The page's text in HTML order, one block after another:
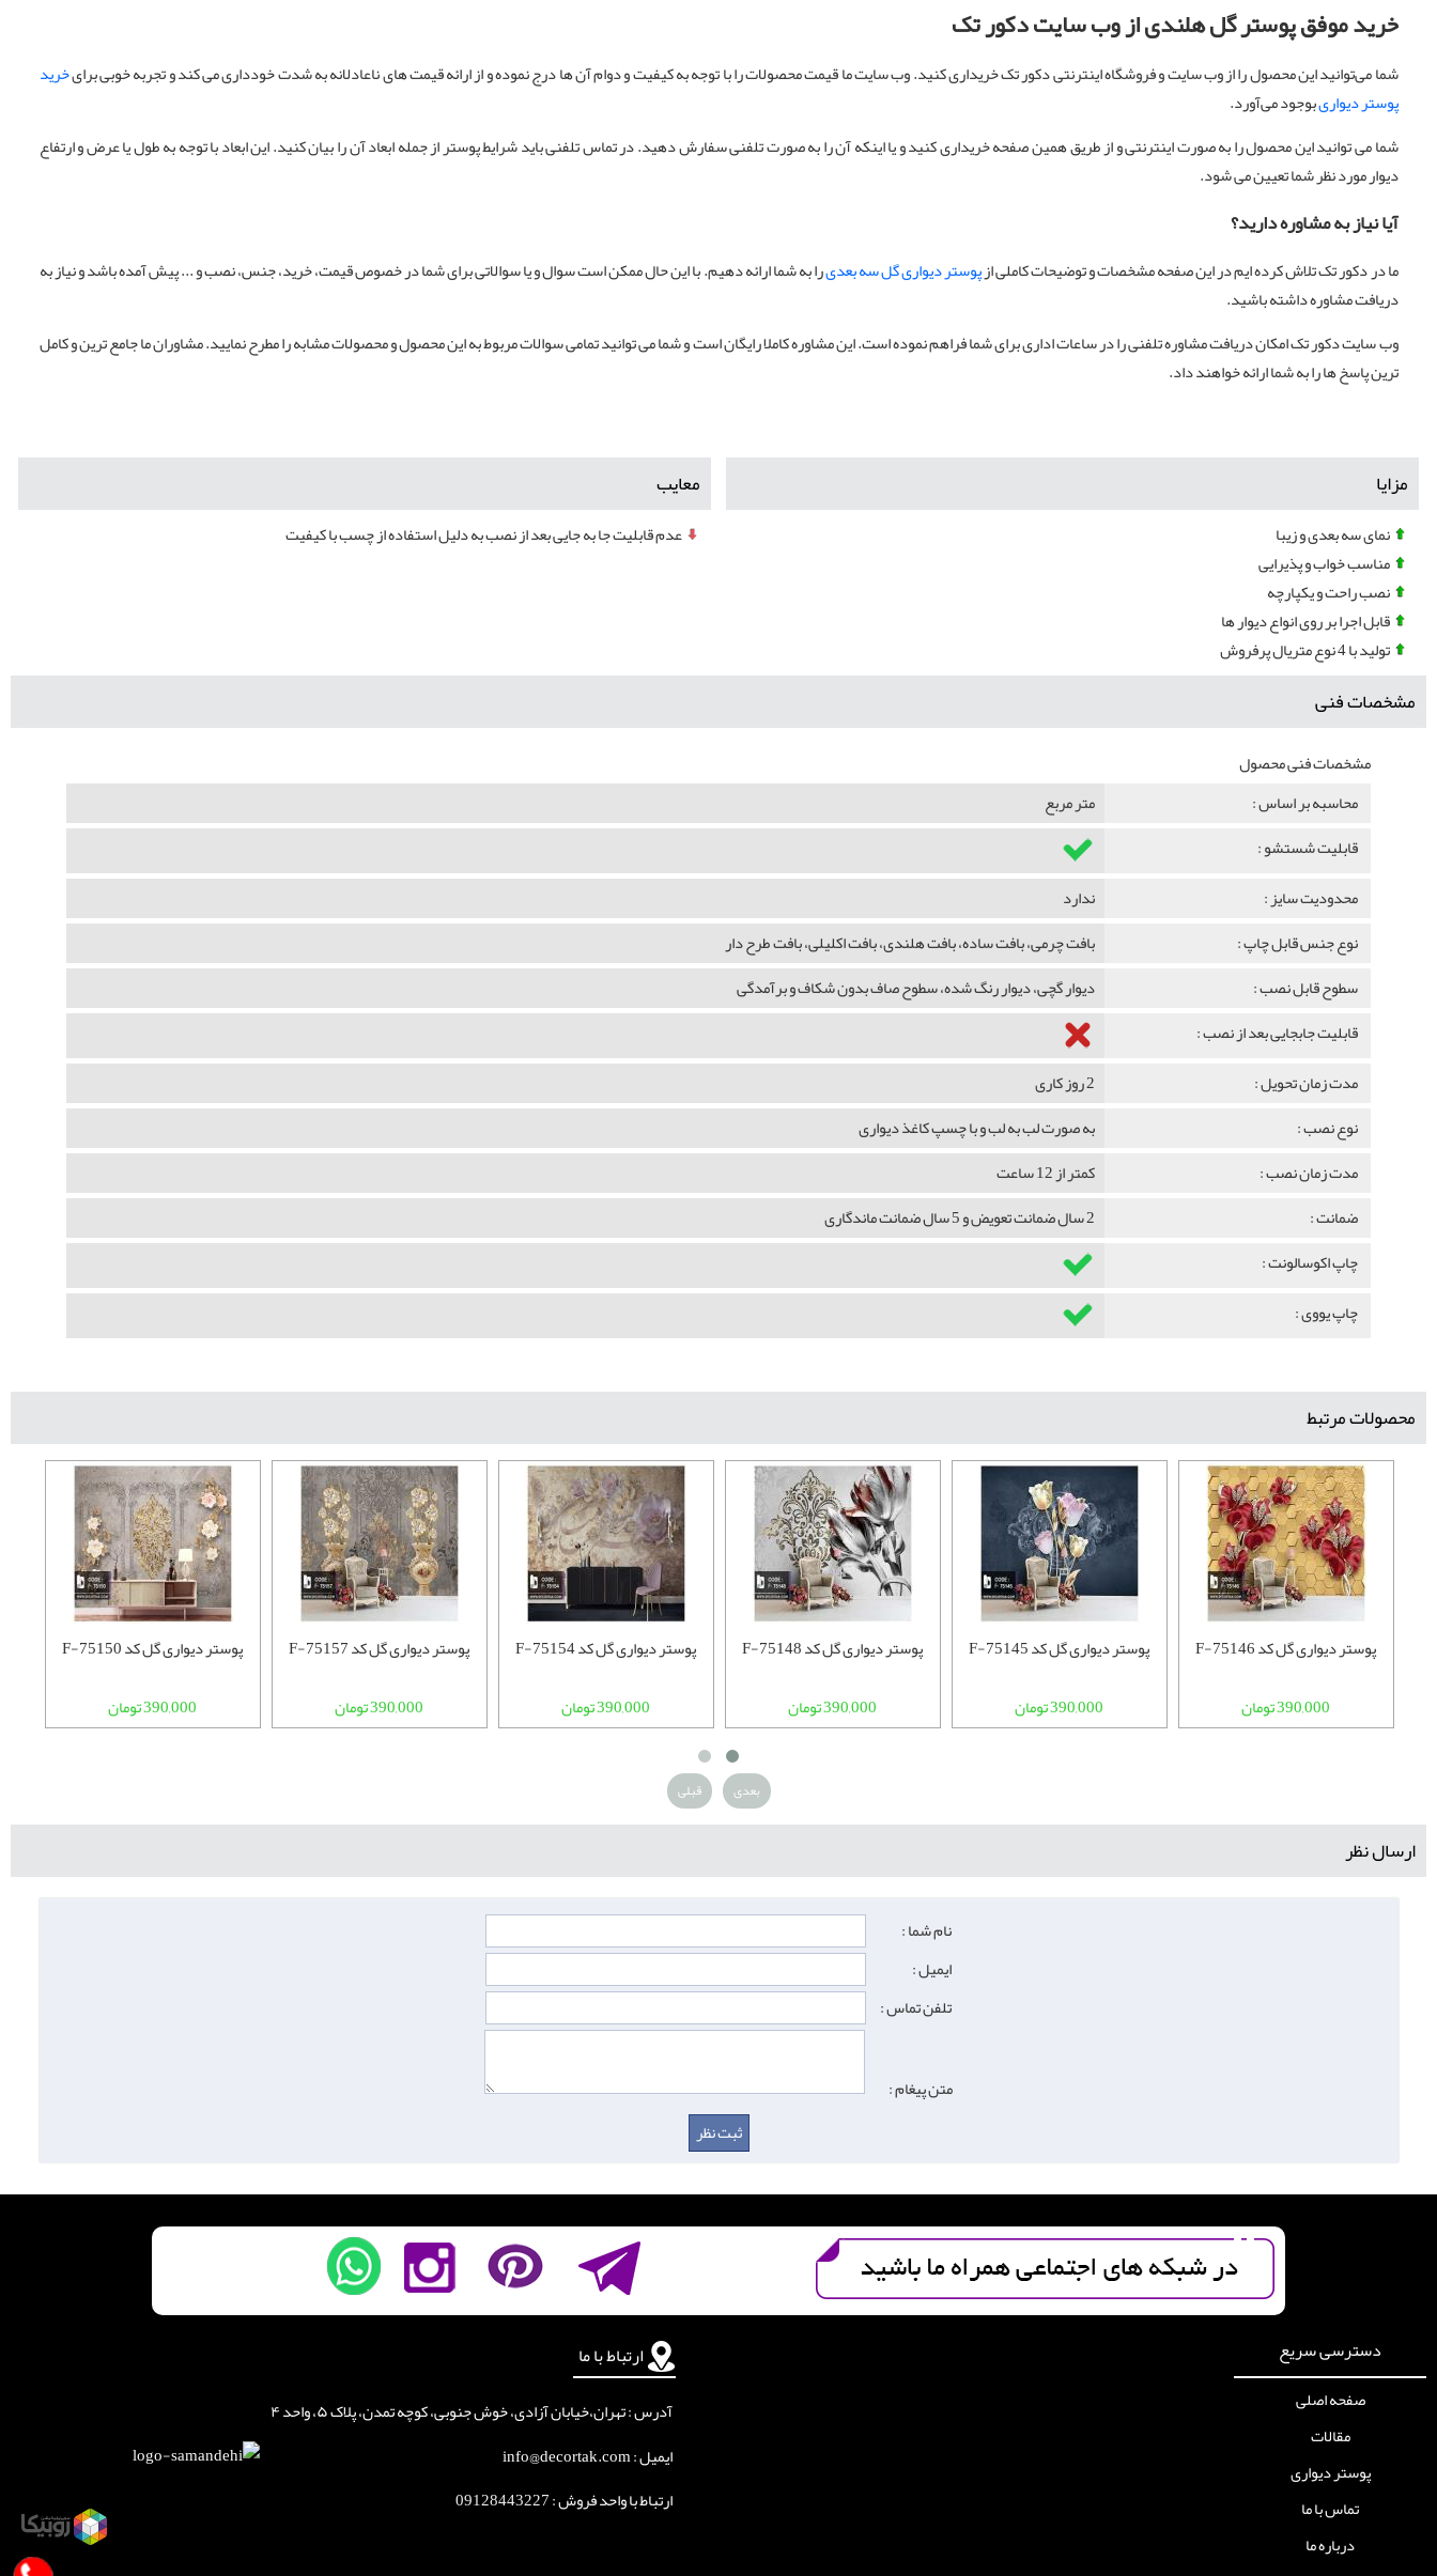
خرید موفق پوستر گل هلندی از وب سایت دکور تک
شما می‌توانید این محصول را از وب سایت و فروشگاه اینترنتی دکور تک خریداری کنید. وب سایت ما قیمت محصولات را با توجه به کیفیت و دوام آن ها درج نموده و از ارائه قیمت های ناعادلانه به شدت خودداری می کند و تجربه خوبی برایخرید
پوستر دیواریبوجود می‌آورد.
شما می توانید این محصول را به صورت اینترنتی و از طریق همین صفحه خریداری کنید و یا اینکه آن را به صورت تلفنی سفارش دهید. در تماس تلفنی باید شرایط پوستر از جمله ابعاد آن را بیان کنید. این ابعاد با توجه به طول یا عرض و ارتفاع
دیوار مورد نظر شما تعیین می شود.
آیا نیاز به مشاوره دارید؟
ما در دکور تک تلاش کرده ایم در این صفحه مشخصات و توضیحات کاملی ازپوستر دیواری گل سه بعدیرا به شما ارائه دهیم. با این حال ممکن است سوال و یا سوالاتی برای شما در خصوص قیمت، خرید، جنس، نصب و ... پیش آمده باشد و نیاز به
دریافت مشاوره داشته باشید.
وب سایت دکور تک امکان دریافت مشاوره تلفنی را در ساعات اداری برای شما فراهم نموده است. این مشاوره کاملا رایگان است و شما می توانید تمامی سوالات مربوط به این محصول و محصولات مشابه را مطرح نمایید. مشاوران ما جامع ترین و کامل
ترین پاسخ ها را به شما ارائه خواهند داد.
مزایا
نمای سه بعدی و زیبا
مناسب خواب و پذیرایی
نصب راحت و یکپارچه
قابل اجرا بر روی انواع دیوار ها
تولید با 4 نوع متریال پرفروش
معایب
عدم قابلیت جا به جایی بعد از نصب به دلیل استفاده از چسب با کیفیت
مشخصات فنی
مشخصات فنی محصول
محاسبه بر اساس :
متر مربع
قابلیت شستشو :
محدودیت سایز :
ندارد
نوع جنس قابل چاپ :
بافت چرمی، بافت ساده، بافت هلندی، بافت اکلیلی، بافت طرح دار
سطوح قابل نصب :
دیوار گچی، دیوار رنگ شده، سطوح صاف بدون شکاف و برآمدگی
قابلیت جابجایی بعد از نصب :
مدت زمان تحویل :
2 روز کاری
نوع نصب :
به صورت لب به لب و با چسپ کاغذ دیواری
مدت زمان نصب :
کمتر از 12 ساعت
ضمانت :
2 سال ضمانت تعویض و 5 سال ضمانت ماندگاری
چاپ اکوسالونت :
چاپ یووی :
محصولات مرتبط
پوستر دیواری گل کد F-75150
390,000 تومان
پوستر دیواری گل کد F-75157
390,000 تومان
پوستر دیواری گل کد F-75154
390,000 تومان
پوستر دیواری گل کد F-75148
390,000 تومان
پوستر دیواری گل کد F-75145
390,000 تومان
پوستر دیواری گل کد F-75146
390,000 تومان
قبلی بعدی
ارسال نظر
نام شما :
ایمیل :
تلفن تماس :
متن پیغام :
دسترسی سریع
صفحه اصلی
مقالات
پوستر دیواری
تماس با ما
درباره ما
ارتباط با ما
آدرس : تهران،خیابان آزادی، خوش جنوبی، کوچه تمدن، پلاک ۵، واحد ۴
ایمیل : info@decortak.com
ارتباط با واحد فروش :09128443227